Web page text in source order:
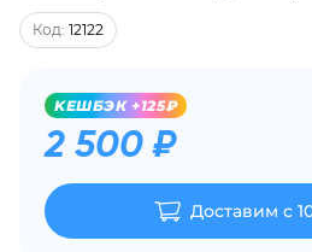
Код: 12122
KЕШБЭК +125₽
2 500 ₽
Доставим с
списываться
по25%каждые 2 недели
Подробнее